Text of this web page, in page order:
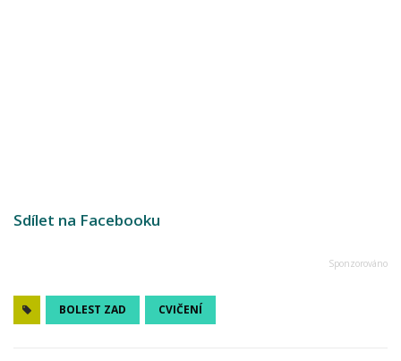
Sdílet na Facebooku
BOLEST ZAD CVIČENÍ